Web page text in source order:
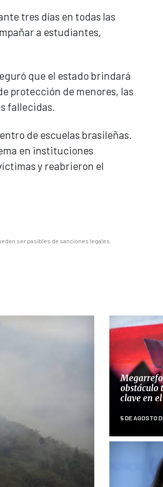
tres días en todas las
a estudiantes,
que el estado brindará
protección de menores, las
fallecidas.
de escuelas brasileñas.
en instituciones
y reabrieron el
ser pasibles de sanciones legales.
obstáculo
clave en
5 DE AGOSTO